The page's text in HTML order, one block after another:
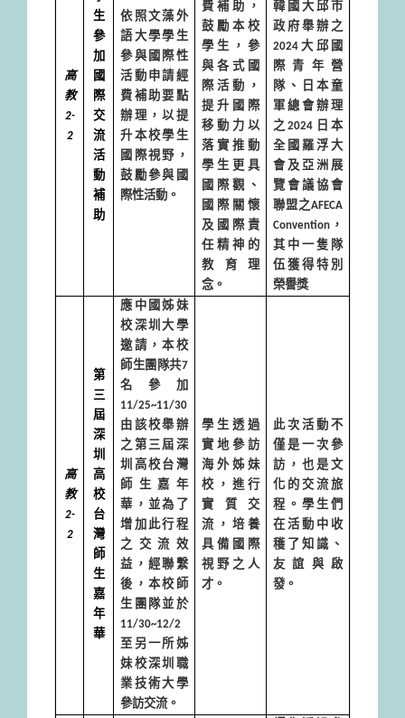
高
教
2-
2
生
參
加
國
際
交
流
活
動
補
助
依照文藻外
語大學學生
參與國際性
活動申請經
費補助要點
辦理，以提
升本校學生
國際視野，
鼓勵參與國
際性活動。
費補助，
鼓勵本校
學生，參
與各式國
際活動，
提升國際
移動力以
落實推動
學生更具
國際觀、
國際關懷
及國際責
任精神的
教育理
念。
韓國大邱市
政府舉辦之
2024 大邱國
際青年營
隊、日本童
軍總會辦理
之2024 日本
全國羅浮大
會及亞洲展
覽會議協會
聯盟之AFECA
Convention ，
其中一隻隊
伍獲得特別
榮譽獎
高
教
2-
2
第
三
屆
深
圳
高
校
台
灣
師
生
嘉
年
華
應中國姊妹
校深圳大學
邀請，本校
師生團隊共7
名參加
11/25~11/30
由該校舉辦
之第三屆深
圳高校台灣
師生嘉年
華，並為了
增加此行程
之交流效
益，經聯繫
後，本校師
生團隊並於
11/30~12/2
至另一所姊
妹校深圳職
業技術大學
參訪交流。
學生透過
實地參訪
海外姊妹
校，進行
實質交
流，培養
具備國際
視野之人
才。
此次活動不
僅是一次參
訪，也是文
化的交流旅
程。學生們
在活動中收
穫了知識、
友誼與啟
發。